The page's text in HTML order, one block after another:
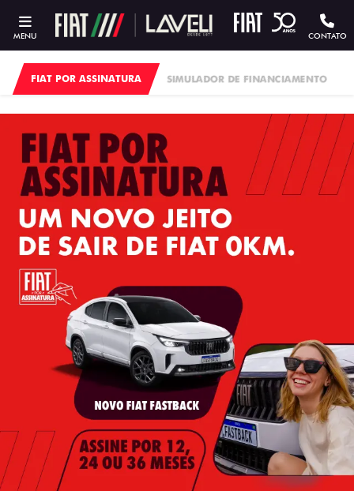
MENU CONTATO
SIMULADOR DE FINANCIAMENTO
FIAT POR ASSINATURA